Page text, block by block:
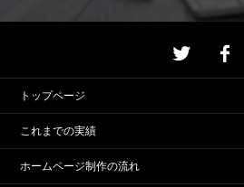
トップページ
これまでの実績
ホームページ制作の流れ